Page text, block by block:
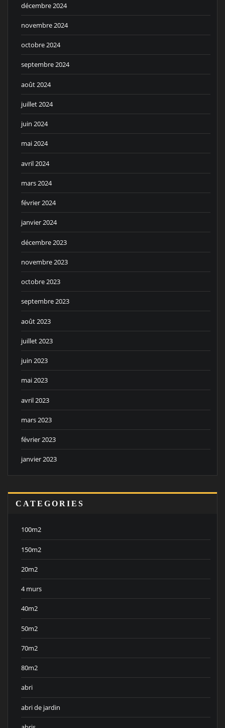
décembre 2024
novembre 2024
octobre 2024
septembre 2024
août 2024
juillet 2024
juin 2024
mai 2024
avril 2024
mars 2024
février 2024
janvier 2024
décembre 2023
novembre 2023
octobre 2023
septembre 2023
août 2023
juillet 2023
juin 2023
mai 2023
avril 2023
mars 2023
février 2023
janvier 2023
CATEGORIES
100m2
150m2
20m2
4 murs
40m2
50m2
70m2
80m2
abri
abri de jardin